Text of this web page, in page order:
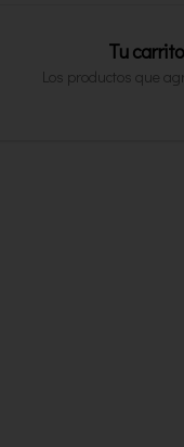
Tu
Los productos que